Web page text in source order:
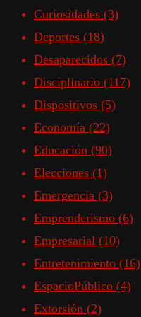
Curiosidades (3)
Deportes (18)
Desaparecidos (7)
Disciplinario (117)
Dispositivos (5)
Economía (22)
Educación (90)
Elecciones (1)
Emergencia (3)
Emprenderismo (6)
Empresarial (10)
Entretenimiento (16)
EspacioPúblico (4)
Extorsión (2)